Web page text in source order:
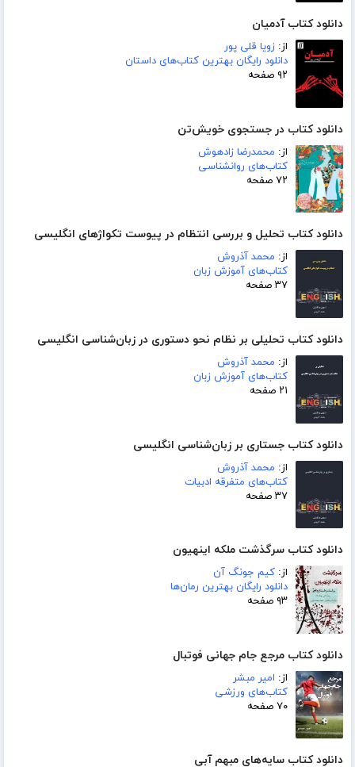
دانلود کتاب آدمیان
از: زویا قلی پور
دانلود رایگان بهترین کتاب‌های داستان
۹۲ صفحه
دانلود کتاب در جستجوی خویش‌تن
از: محمدرضا زادهوش
کتاب‌های روانشناسی
۷۲ صفحه
دانلود کتاب تحلیل و بررسی انتظام در پیوست تکواژهای انگلیسی
از: محمد آذروش
کتاب‌های آموزش زبان
۳۷ صفحه
دانلود کتاب تحلیلی بر نظام نحو دستوری در زبان‌شناسی انگلیسی
از: محمد آذروش
کتاب‌های آموزش زبان
۲۱ صفحه
دانلود کتاب جستاری بر زبان‌شناسی انگلیسی
از: محمد آذروش
کتاب‌های متفرقه ادبیات
۳۷ صفحه
دانلود کتاب سرگذشت ملکه اینهیون
از: کیم جونگ آن
دانلود رایگان بهترین رمان‌ها
۹۳ صفحه
دانلود کتاب مرجع جام جهانی فوتبال
از: امیر مبشر
کتاب‌های ورزشی
۷۰ صفحه
دانلود کتاب سایه‌های مبهم آبی